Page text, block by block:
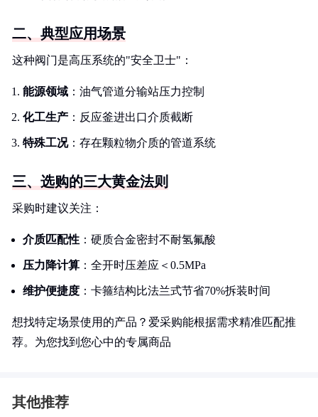
二、典型应用场景
这种阀门是高压系统的"安全卫士"：
能源领域 ：油气管道分输站压力控制
化工生产 ：反应釜进出口介质截断
特殊工况：存在颗粒物介质的管道系统
三、选购的三大黄金法则
采购时建议关注：
介质匹配性 ：硬质合金密封不耐氢氟酸
压力降计算 ：全开时压差应＜0.5MPa
维护便捷度 ：卡箍结构比法兰式节省70%拆装时间
想找特定场景使用的产品？爱采购能根据需求精准匹配推
荐。为您找到您心中的专属商品
其他推荐